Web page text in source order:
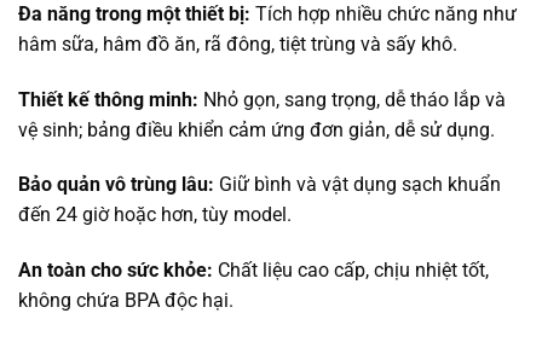
Đa năng trong một thiết bị: Tích hợp nhiều chức năng như
hâm sữa, hâm đồ ăn, rã đông, tiệt trùng và sấy khô.
Thiết kế thông minh: Nhỏ gọn, sang trọng, dễ tháo lắp và
vệ sinh; bảng điều khiển cảm ứng đơn giản, dễ sử dụng.
Bảo quản vô trùng lâu: Giữ bình và vật dụng sạch khuẩn
đến 24 giờ hoặc hơn, tùy model.
An toàn cho sức khỏe: Chất liệu cao cấp, chịu nhiệt tốt,
không chứa BPA độc hại.